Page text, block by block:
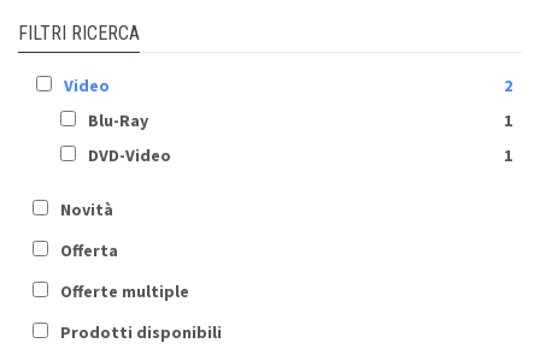
FILTRI RICERCA
Video
2
Blu-Ray
1
DVD-Video
1
Novità
Offerta
Offerte multiple
Prodotti disponibili